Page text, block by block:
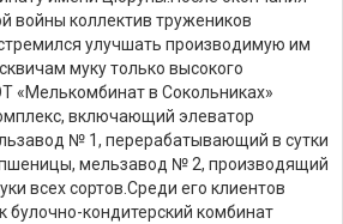
войны коллектив тружеников
улучшать производимую им
муку только высокого
«Мелькомбинат в Сокольниках»
включающий элеватор
№ 1, перерабатывающий в сутки
пшеницы, мельзавод № 2, производящий
всех сортов. Среди его клиентов
булочно-кондитерский комбинат